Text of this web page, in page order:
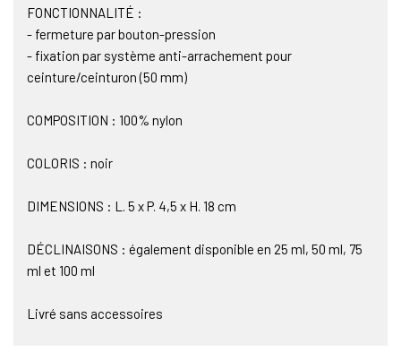
FONCTIONNALITÉ :
- fermeture par bouton-pression
- fixation par système anti-arrachement pour
ceinture/ceinturon (50 mm)
COMPOSITION : 100% nylon
COLORIS : noir
DIMENSIONS : L. 5 x P. 4,5 x H. 18 cm
DÉCLINAISONS : également disponible en 25 ml, 50 ml, 75
ml et 100 ml
Livré sans accessoires